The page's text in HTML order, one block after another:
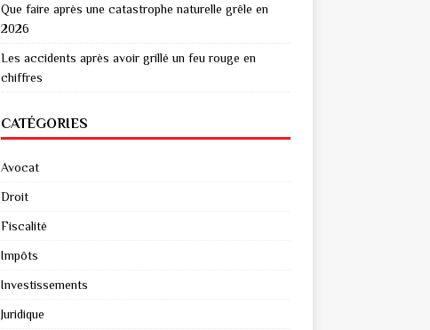
Que faire après une catastrophe naturelle grêle en
2026
Les accidents après avoir grillé un feu rouge en
chiffres
CATÉGORIES
Avocat
Droit
Fiscalité
Impôts
Investissements
Juridique